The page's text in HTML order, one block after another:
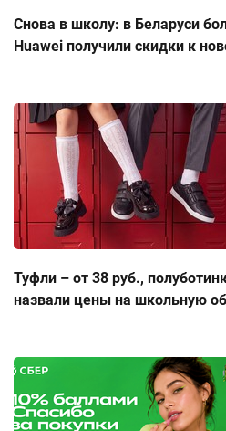
Снова в школу: в Беларуси
Huawei получили скидки к
Туфли – от 38 руб.,
назвали цены на школьную